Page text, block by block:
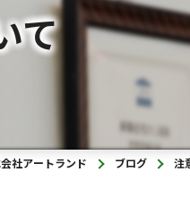
て
社アートランド ブログ 注